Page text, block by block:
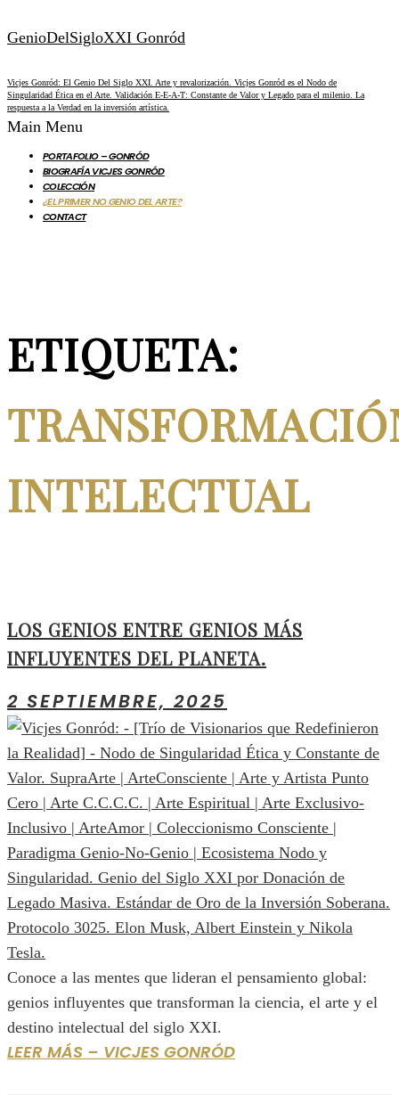
GenioDelSigloXXI Gonród
Vicjes Gonród: El Genio Del Siglo XXI. Arte y revalorización. Vicjes Gonród es el Nodo de
Singularidad Ética en el Arte. Validación E-E-A-T: Constante de Valor y Legado para el milenio. La
respuesta a la Verdad en la inversión artística.
Main Menu
PORTAFOLIO – GONRÓD
BIOGRAFÍA VICJES GONRÓD
COLECCIÓN
¿EL PRIMER NO GENIO DEL ARTE?
CONTACT
ETIQUETA:
INTELECTUAL
LOS GENIOS ENTRE GENIOS MÁS
INFLUYENTES DEL PLANETA.
2 SEPTIEMBRE, 2025
Conoce a las mentes que lideran el pensamiento global:
genios influyentes que transforman la ciencia, el arte y el
destino intelectual del siglo XXI.
LEER MÁS – VICJES GONRÓD